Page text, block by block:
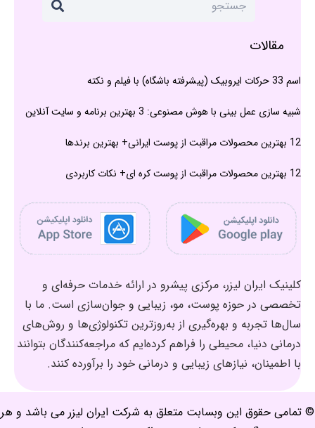
مقالات
اسم 33 حرکات ایروبیک (پیشرفته باشگاه) با فیلم و نکته
شبیه سازی عمل بینی با هوش مصنوعی: 3 بهترین برنامه و سایت آنلاین
12 بهترین محصولات مراقبت از پوست ایرانی+ بهترین برندها
12 بهترین محصولات مراقبت از پوست کره ای+ نکات کاربردی
کلینیک ایران لیزر، مرکزی پیشرو در ارائه خدمات حرفه‌ای و
تخصصی در حوزه پوست، مو، زیبایی و جوان‌سازی است. ما با
سال‌ها تجربه و بهره‌گیری از به‌روزترین تکنولوژی‌ها و روش‌های
درمانی دنیا، محیطی را فراهم کرده‌ایم که مراجعه‌کنندگان بتوانند
با اطمینان، نیازهای زیبایی و درمانی خود را برآورده کنند.
© تمامی حقوق این وبسابت متعلق به شرکت ایران لیزر می باشد و هر